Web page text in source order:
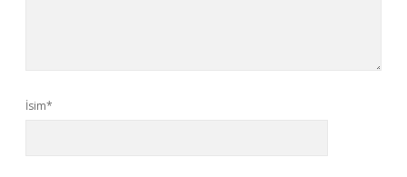
İsim*